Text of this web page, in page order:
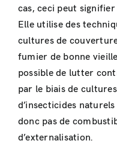
cas, ceci peut
Elle utilise des
cultures de
fumier de bonne
possible de lutter
par le biais de
d’insecticides
donc pas de
d’externalisation.